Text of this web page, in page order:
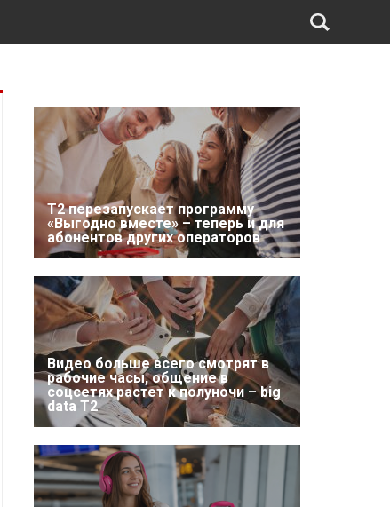
Т2 перезапускает программу
«Выгодно вместе» – теперь и для
абонентов других операторов
Видео больше всего смотрят в
рабочие часы, общение в
соцсетях растет к полуночи – big
data T2